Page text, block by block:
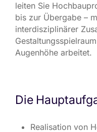
leiten Sie
bis zur Übergabe –
interdisziplinärer
Augenhöhe arbeitet.
Die
Realisation von